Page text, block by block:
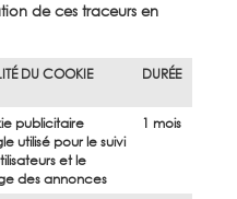
de ces traceurs en
DU COOKIE DURÉE
publicitaire
utilisé pour le suivi
et le
des annonces
1 mois